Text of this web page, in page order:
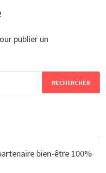
publier un
bien-être 100%